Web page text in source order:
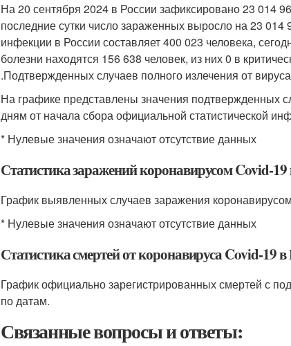
На 20 сентября 2024 в России зафиксировано 23 014
последние сутки число зараженных выросло на 23
инфекции в России составляет 400 023 человека,
болезни находятся 156 638 человек, из них 0 в
.Подтвержденных случаев полного излечения от
На графике представлены значения подтвержденных
дням от начала сбора официальной статистической
* Нулевые значения означают отсутствие данных
Статистика заражений коронавирусом Covid-19
График выявленных случаев заражения
* Нулевые значения означают отсутствие данных
Статистика смертей от коронавируса Covid-19 в
График официально зарегистрированных смертей с
по датам.
Связанные вопросы и ответы: